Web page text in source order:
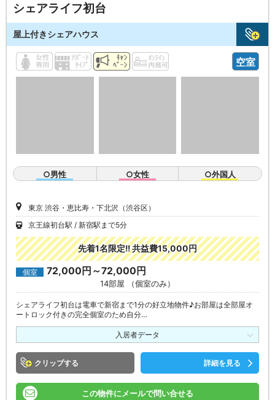
シェアライフ初台
屋上付きシェアハウス
空室
○男性 ○女性 ○外国人
東京 渋谷・恵比寿・下北沢（渋谷区）
京王線初台駅
新宿駅まで5分
先着1名限定!! 共益費15,000円
個室 72,000円～72,000円
14部屋 （個室のみ）
シェアライフ初台は電車で新宿まで1分の好立地物件♪お部屋は全部屋オ
ートロック付きの完全個室のため自分…
入居者データ
クリップ 詳細を見る
この物件にメールで問い合せる